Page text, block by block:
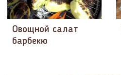
Овощной салат
барбекю